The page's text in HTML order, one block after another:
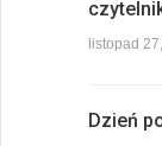
listopad
Dzień